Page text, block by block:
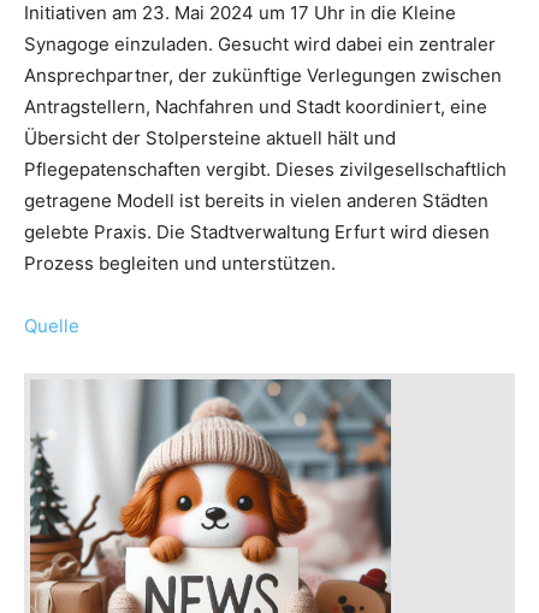
Initiativen am 23. Mai 2024 um 17 Uhr in die Kleine
Synagoge einzuladen. Gesucht wird dabei ein zentraler
Ansprechpartner, der zukünftige Verlegungen zwischen
Antragstellern, Nachfahren und Stadt koordiniert, eine
Übersicht der Stolpersteine aktuell hält und
Pflegepatenschaften vergibt. Dieses zivilgesellschaftlich
getragene Modell ist bereits in vielen anderen Städten
gelebte Praxis. Die Stadtverwaltung Erfurt wird diesen
Prozess begleiten und unterstützen.
Quelle